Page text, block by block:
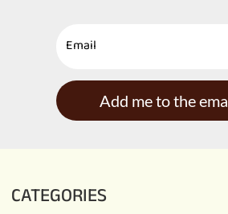
Add me to the
CATEGORIES